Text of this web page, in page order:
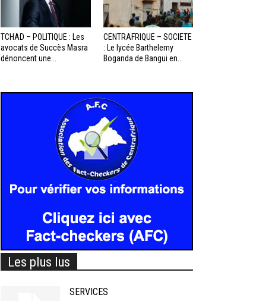
TCHAD – POLITIQUE : Les
avocats de Succès Masra
dénoncent une...
CENTRAFRIQUE – SOCIETE
: Le lycée Barthelemy
Boganda de Bangui en...
Les plus lus
SERVICES